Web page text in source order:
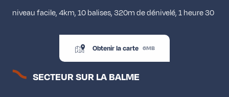
niveau facile, 4km, 10 balises, 320m de dénivelé, 1 heure 30
Obtenir la carte 6MB
SECTEUR SUR LA BALME